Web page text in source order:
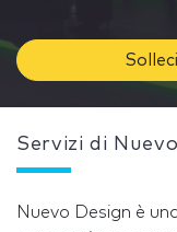
Servizi di
Nuevo Design è